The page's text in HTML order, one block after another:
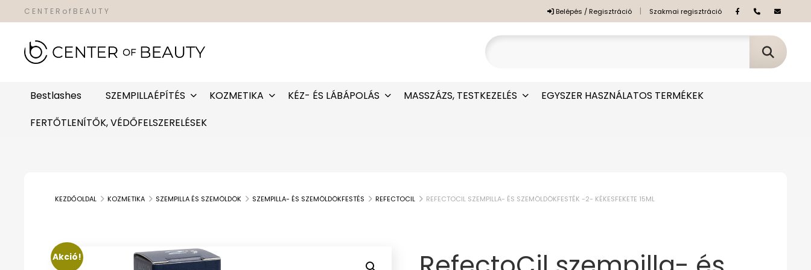
C E N T E R o f B E A U T Y Belépés / Regisztráció | Szakmai regisztráció
Bestlashes SZEMPILLAÉPÍTÉS KOZMETIKA KÉZ- ÉS LÁBÁPOLÁS MASSZÁZS, TESTKEZELÉS
EGYSZER HASZNÁLATOS TERMÉKEK
FERTŐTLENÍTŐK, VÉDŐFELSZERELÉSEK
KEZDŐOLDAL KOZMETIKA SZEMPILLA ÉS SZEMÖLDÖK SZEMPILLA- ÉS SZEMÖLDÖKFESTÉS REFECTOCIL REFECTOCIL SZEMPILLA- ÉS SZEMÖLDÖKFESTÉK -2- KÉKESFEKETE 15ML
Akció!